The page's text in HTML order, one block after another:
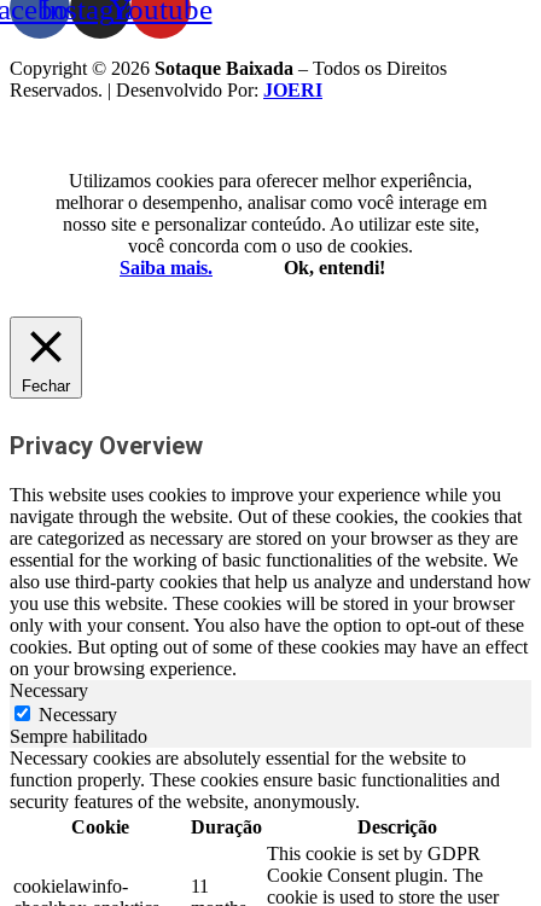
InstagramYoutube
Copyright © 2026 Sotaque Baixada – Todos os Direitos
Reservados. | Desenvolvido Por: JOERI
Utilizamos cookies para oferecer melhor experiência,
melhorar o desempenho, analisar como você interage em
nosso site e personalizar conteúdo. Ao utilizar este site,
você concorda com o uso de cookies.
Saiba mais.
Ok, entendi!
Fechar
Privacy Overview
This website uses cookies to improve your experience while you
navigate through the website. Out of these cookies, the cookies that
are categorized as necessary are stored on your browser as they are
essential for the working of basic functionalities of the website. We
also use third-party cookies that help us analyze and understand how
you use this website. These cookies will be stored in your browser
only with your consent. You also have the option to opt-out of these
cookies. But opting out of some of these cookies may have an effect
on your browsing experience.
Necessary
Necessary
Sempre habilitado
Necessary cookies are absolutely essential for the website to
function properly. These cookies ensure basic functionalities and
security features of the website, anonymously.
Cookie
Duração Descrição
cookielawinfo-
11
This cookie is set by GDPR
Cookie Consent plugin. The
cookie is used to store the user